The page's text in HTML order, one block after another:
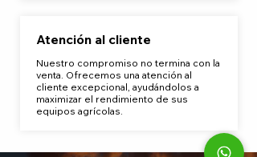
Atención al cliente
Nuestro compromiso no termina con la
venta. Ofrecemos una atención al
cliente excepcional, ayudándolos a
maximizar el rendimiento de sus
equipos agrícolas.